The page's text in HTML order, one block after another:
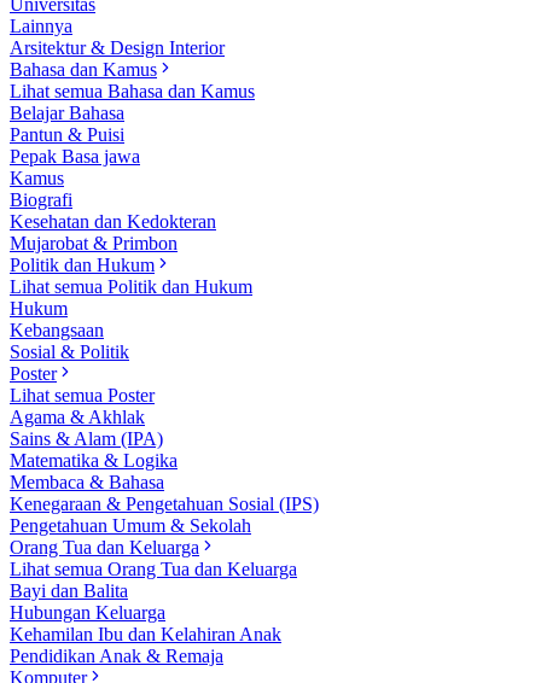
Universitas
Lainnya
Arsitektur & Design Interior
Bahasa dan Kamus
Lihat semua Bahasa dan Kamus
Belajar Bahasa
Pantun & Puisi
Pepak Basa jawa
Kamus
Biografi
Kesehatan dan Kedokteran
Mujarobat & Primbon
Politik dan Hukum
Lihat semua Politik dan Hukum
Hukum
Kebangsaan
Sosial & Politik
Poster
Lihat semua Poster
Agama & Akhlak
Sains & Alam (IPA)
Matematika & Logika
Membaca & Bahasa
Kenegaraan & Pengetahuan Sosial (IPS)
Pengetahuan Umum & Sekolah
Orang Tua dan Keluarga
Lihat semua Orang Tua dan Keluarga
Bayi dan Balita
Hubungan Keluarga
Kehamilan Ibu dan Kelahiran Anak
Pendidikan Anak & Remaja
Komputer